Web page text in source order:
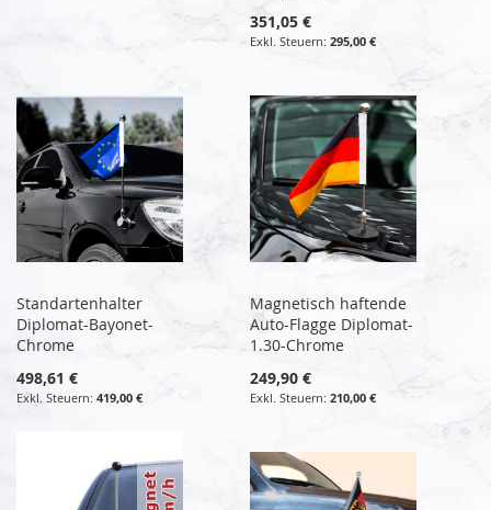
351,05 €
295,00 €
Standartenhalter
Diplomat-Bayonet-
Chrome
498,61 €
419,00 €
Magnetisch haftende
Auto-Flagge Diplomat-
1.30-Chrome
249,90 €
210,00 €